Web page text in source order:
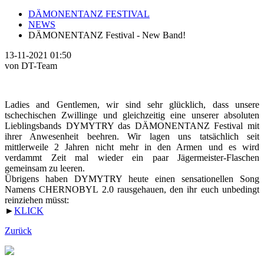
DÄMONENTANZ FESTIVAL
NEWS
DÄMONENTANZ Festival - New Band!
13-11-2021 01:50
von DT-Team
Ladies and Gentlemen, wir sind sehr glücklich, dass unsere
tschechischen Zwillinge und gleichzeitig eine unserer absoluten
Lieblingsbands DYMYTRY das DÄMONENTANZ Festival mit
ihrer Anwesenheit beehren. Wir lagen uns tatsächlich seit
mittlerweile 2 Jahren nicht mehr in den Armen und es wird
verdammt Zeit mal wieder ein paar Jägermeister-Flaschen
gemeinsam zu leeren.
Übrigens haben DYMYTRY heute einen sensationellen Song
Namens CHERNOBYL 2.0 rausgehauen, den ihr euch unbedingt
reinziehen müsst:
►KLICK
Zurück